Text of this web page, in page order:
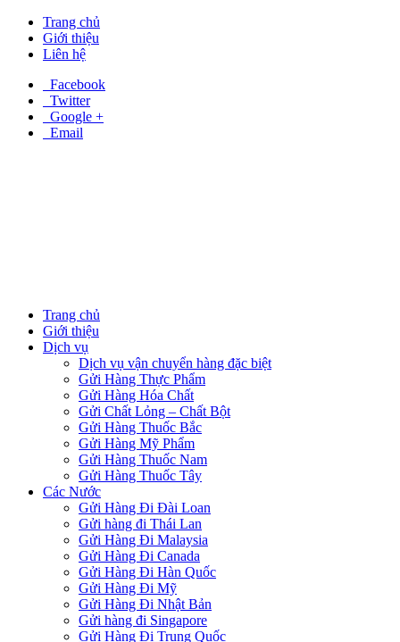
Trang chủ
Giới thiệu
Liên hệ
Facebook
Twitter
Google +
Email
Trang chủ
Giới thiệu
Dịch vụ
Dịch vụ vận chuyển hàng đặc biệt
Gửi Hàng Thực Phẩm
Gửi Hàng Hóa Chất
Gửi Chất Lỏng – Chất Bột
Gửi Hàng Thuốc Bắc
Gửi Hàng Mỹ Phẩm
Gửi Hàng Thuốc Nam
Gửi Hàng Thuốc Tây
Các Nước
Gửi Hàng Đi Đài Loan
Gửi hàng đi Thái Lan
Gửi Hàng Đi Malaysia
Gửi Hàng Đi Canada
Gửi Hàng Đi Hàn Quốc
Gửi Hàng Đi Mỹ
Gửi Hàng Đi Nhật Bản
Gửi hàng đi Singapore
Gửi Hàng Đi Trung Quốc